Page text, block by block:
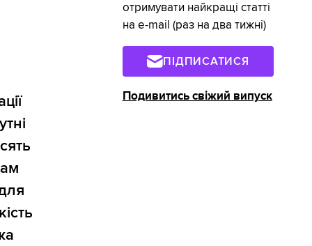
отримувати найкращі статті
на e-mail (раз на два тижні)
ПІДПИСАТИСЯ
Подивитись свіжий випуск